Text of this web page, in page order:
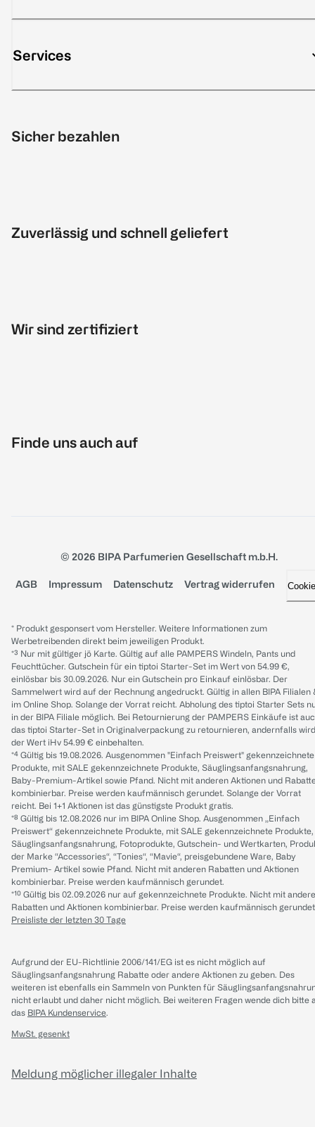
Services
Sicher bezahlen
Zuverlässig und schnell geliefert
Wir sind zertifiziert
Finde uns auch auf
© 2026 BIPA Parfumerien Gesellschaft m.b.H.
AGB Impressum Datenschutz Vertrag widerrufen
* Produkt gesponsert vom Hersteller. Weitere Informationen zum
Werbetreibenden direkt beim jeweiligen Produkt.
*³ Nur mit gültiger jö Karte. Gültig auf alle PAMPERS Windeln, Pants und
Feuchttücher. Gutschein für ein tiptoi Starter-Set im Wert von 54.99 €,
einlösbar bis 30.09.2026. Nur ein Gutschein pro Einkauf einlösbar. Der
Sammelwert wird auf der Rechnung angedruckt. Gültig in allen BIPA Filialen
im Online Shop. Solange der Vorrat reicht. Abholung des tiptoi Starter Sets
in der BIPA Filiale möglich. Bei Retournierung der PAMPERS Einkäufe ist
das tiptoi Starter-Set in Originalverpackung zu retournieren, andernfalls wird
der Wert iHv 54.99 € einbehalten.
*⁴ Gültig bis 19.08.2026. Ausgenommen "Einfach Preiswert" gekennzeichnete
Produkte, mit SALE gekennzeichnete Produkte, Säuglingsanfangsnahrung,
Baby-Premium-Artikel sowie Pfand. Nicht mit anderen Aktionen und
kombinierbar. Preise werden kaufmännisch gerundet. Solange der Vorrat
reicht. Bei 1+1 Aktionen ist das günstigste Produkt gratis.
*⁸ Gültig bis 12.08.2026 nur im BIPA Online Shop. Ausgenommen „Einfach
Preiswert“ gekennzeichnete Produkte, mit SALE gekennzeichnete Produkte,
Säuglingsanfangsnahrung, Fotoprodukte, Gutschein- und Wertkarten,
der Marke “Accessories“, “Tonies“, “Mavie“, preisgebundene Ware, Baby
Premium- Artikel sowie Pfand. Nicht mit anderen Rabatten und Aktionen
kombinierbar. Preise werden kaufmännisch gerundet.
*¹⁰ Gültig bis 02.09.2026 nur auf gekennzeichnete Produkte. Nicht mit
Rabatten und Aktionen kombinierbar. Preise werden kaufmännisch
Preisliste der letzten 30 Tage
Aufgrund der EU-Richtlinie 2006/141/EG ist es nicht möglich auf
Säuglingsanfangsnahrung Rabatte oder andere Aktionen zu geben. Des
weiteren ist ebenfalls ein Sammeln von Punkten für
nicht erlaubt und daher nicht möglich. Bei weiteren Fragen wende dich bitte
das BIPA Kundenservice.
MwSt. gesenkt
Meldung möglicher illegaler Inhalte